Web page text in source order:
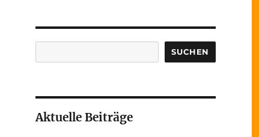
SUCHEN
Aktuelle Beiträge